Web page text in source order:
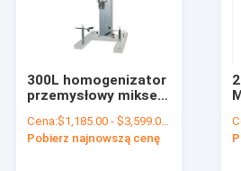
300L homogenizator
przemysłowy mikser
obr./min z
podnoszeniem
Cena:$1,185.00 - $3,599.00/Sets
Pobierz najnowszą cenę